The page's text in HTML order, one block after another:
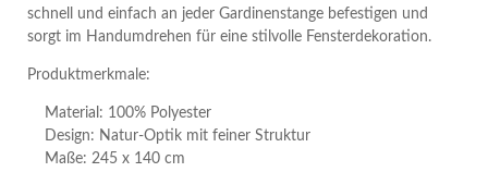
schnell und einfach an jeder Gardinenstange befestigen und
sorgt im Handumdrehen für eine stilvolle Fensterdekoration.
Produktmerkmale:
Material: 100% Polyester
Design: Natur-Optik mit feiner Struktur
Maße: 245 x 140 cm